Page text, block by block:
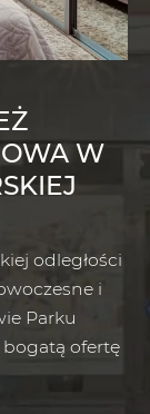
W
odległości
i
Parku
ofertę